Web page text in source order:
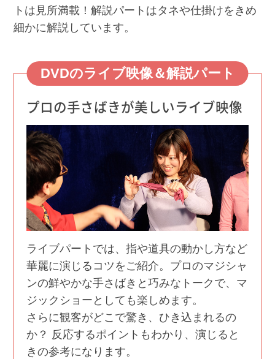
トは見所満載！解説パートはタネや仕掛けをきめ
細かに解説しています。
DVDのライブ映像＆解説パート
プロの手さばきが美しいライブ映像
ライブパートでは、指や道具の動かし方など
華麗に演じるコツをご紹介。プロのマジシャ
ンの鮮やかな手さばきと巧みなトークで、マ
ジックショーとしても楽しめます。
さらに観客がどこで驚き、ひき込まれるの
か？ 反応するポイントもわかり、演じると
きの参考になります。